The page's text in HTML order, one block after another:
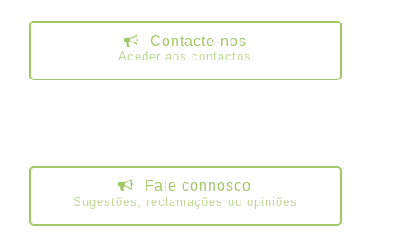
Contacte-nos
Aceder aos contactos
Fale connosco
Sugestões, reclamações ou opiniões